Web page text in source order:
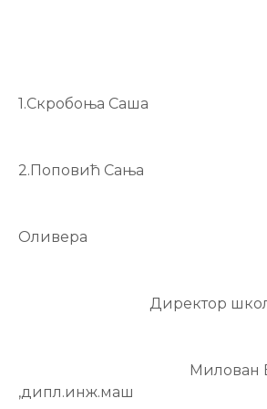
1.Скробоња Саша
2.Поповић Сања
Оливера
Директор
Милован
,дипл.инж.маш